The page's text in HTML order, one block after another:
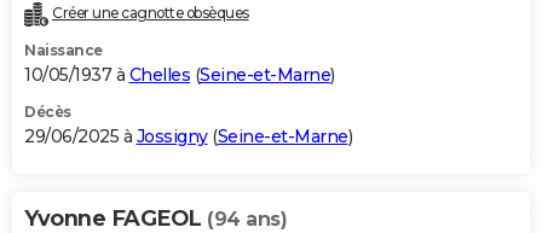
Créer une cagnotte obsèques
Naissance
10/05/1937 à Chelles (Seine-et-Marne)
Décès
29/06/2025 à Jossigny(Seine-et-Marne)
Yvonne FAGEOL (94 ans)